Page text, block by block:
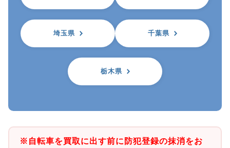
埼玉県 千葉県
栃木県
※自転車を買取に出す前に防犯登録の抹消をお